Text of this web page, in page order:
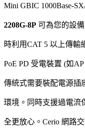
Mini GBIC 1000Base-
2208G-8P 可為您的設
時利用CAT 5 以上傳輸
PoE PD 受電裝置 (如
傳統式需要裝配電源插
環境。同時支援過電流
全更放心。Cerio 網路